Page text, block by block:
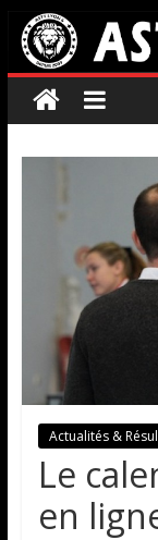
Actualités &
Le
en